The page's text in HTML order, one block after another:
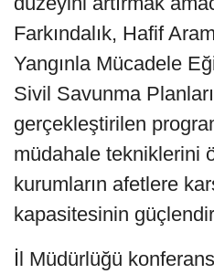
Farkındalık, Hafif
Yangınla Mücadele
Sivil Savunma
gerçekleştirilen
müdahale tekniklerini
kurumların afetlere
kapasitesinin
İl Müdürlüğü